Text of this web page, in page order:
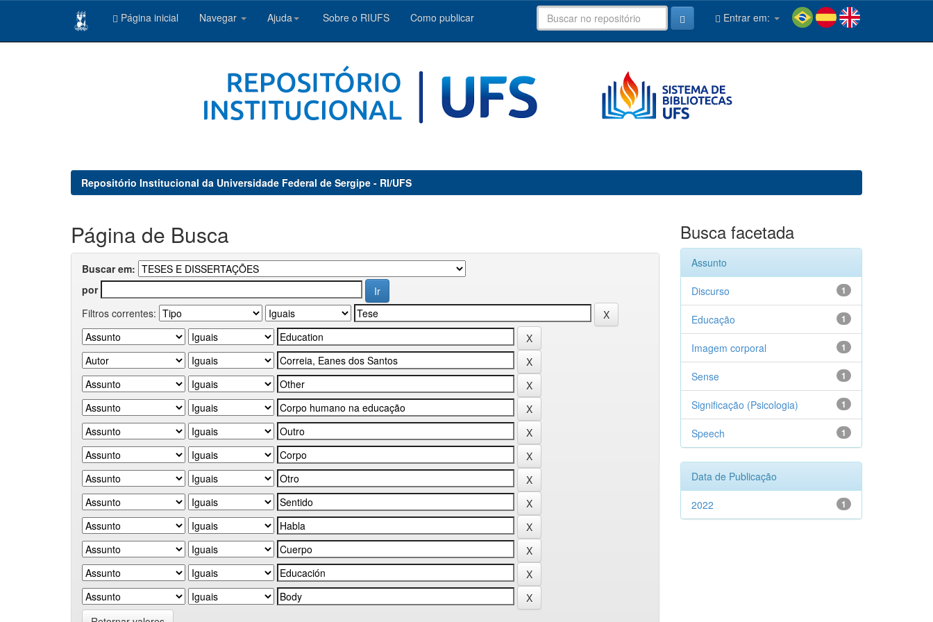
Página inicial Navegar Ajuda Sobre o RIUFS Como publicar Entrar em:
Repositório Institucional da Universidade Federal de Sergipe - RI/UFS
Página de Busca
Buscar em:
por
Filtros correntes:
Busca facetada
Assunto
1
Discurso
1
Educação
1
Imagem corporal
1
Sense
1
Significação (Psicologia)
1
Speech
Data de Publicação
1
2022